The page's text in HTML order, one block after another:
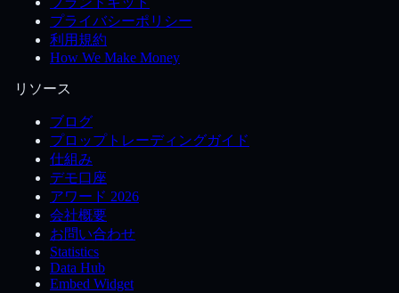
プライバシーポリシー
利用規約
How We Make Money
リソース
ブログ
プロップトレーディングガイド
仕組み
デモ口座
アワード 2026
会社概要
お問い合わせ
Statistics
Data Hub
Embed Widget